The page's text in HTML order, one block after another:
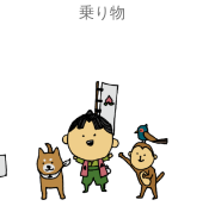
乗り物